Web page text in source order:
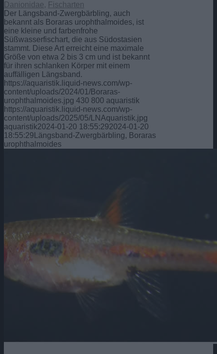
Danionidae, Fischarten
Der Längsband-Zwergbärbling, auch
bekannt als Boraras urophthalmoides, ist
eine kleine und farbenfrohe
Süßwasserfischart, die aus Südostasien
stammt. Diese Art erreicht eine maximale
Größe von etwa 2 bis 3 cm und ist bekannt
für ihren schlanken Körper mit einem
auffälligen Längsband.
https://aquaristik.liquid-news.com/wp-
content/uploads/2024/01/Boraras-
urophthalmoides.jpg 430 800 aquaristik
https://aquaristik.liquid-news.com/wp-
content/uploads/2025/05/LNAquaristik.jpg
aquaristik2024-01-20 18:55:292024-01-20
18:55:29 Längsband-Zwergbärbling, Boraras
urophthalmoides